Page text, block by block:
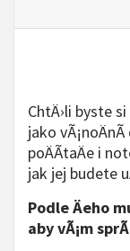
ChtÄ›li byste
jako
poÄÃ­taÄe i
jak jej budete
Podle Äeho
aby vÃ¡m